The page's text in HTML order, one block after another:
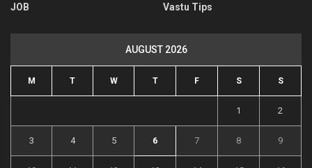
JOB
Vastu Tips
AUGUST 2026
M T W T F S S
1 2
3 4 5 6 7 8 9